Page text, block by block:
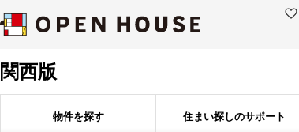
関西版
物件を探す 住まい探しのサポート